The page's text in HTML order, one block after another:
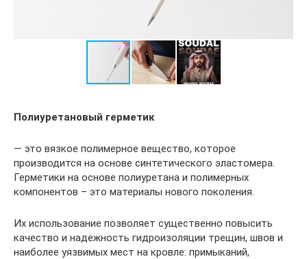
Полиуретановый герметик
— это вязкое полимерное вещество, которое
производится на основе синтетического эластомера.
Герметики на основе полиуретана и полимерных
компонентов – это материалы нового поколения.
Их использование позволяет существенно повысить
качество и надежность гидроизоляции трещин, швов и
наиболее уязвимых мест на кровле: примыканий,